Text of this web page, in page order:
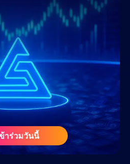
วยให้มั่นใจได้ว่าจะได้รับ
ร่วมของผู้ใช้ และการสร้าง
ปรับแต่ง SEO หน้าแลนดิ้ง
ทนต์ที่เน้นการแปลงเป็น
ในเดือนกุมภาพันธ์
นกับเว็บไซต์สื่อคริปโตชั้น
เร็กซ์ และโปรเจกต์ Web3
และนักวางกลยุทธ์ด้าน
ข้าใจอย่างลึกซึ้งเกี่ยวกับ
เร็กซ์ ประกอบกับความรู้
าร่วมวันนี้